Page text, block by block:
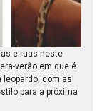
e ruas neste
verão em que é
leopardo, com as
para a próxima